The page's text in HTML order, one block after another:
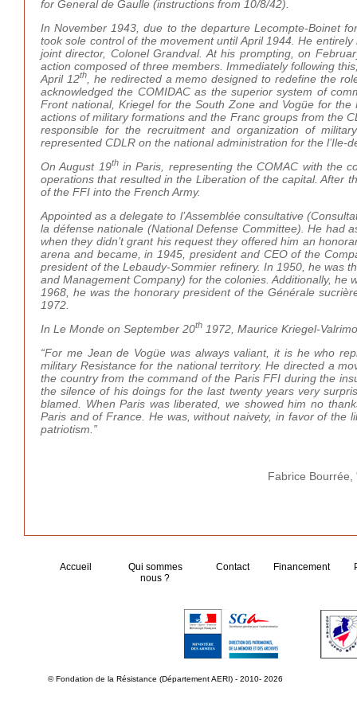
for General de Gaulle (instructions from 10/8/42).
In November 1943, due to the departure Lecompte-Boinet
took sole control of the movement until April 1944. He
joint director, Colonel Grandval. At his prompting, on
action composed of three members. Immediately following
April 12th, he redirected a memo designed to redefine the
acknowledged the COMIDAC as the superior system of
Front national, Kriegel for the South Zone and Vogüe for
actions of military formations and the Franc groups from the
responsible for the recruitment and organization of
represented CDLR on the national administration for the l’Ile-
On August 19thin Paris, representing the COMAC with the
operations that resulted in the Liberation of the capital. After
of the FFI into the French Army.
Appointed as a delegate to l’Assemblée consultative
la défense nationale (National Defense Committee). He had
when they didn’t grant his request they offered him an
arena and became, in 1945, president and CEO of the
president of the Lebaudy-Sommier refinery. In 1950, he was
and Management Company) for the colonies. Additionally,
1968, he was the honorary president of the Générale
1972.
In Le Monde on September 20th 1972, Maurice Kriegel-
“For me Jean de Vogüe was always valiant, it is he who
military Resistance for the national territory. He directed a
the country from the command of the Paris FFI during the
the silence of his doings for the last twenty years very
blamed. When Paris was liberated, we showed him no
Paris and of France. He was, without naivety, in favor of
patriotism.”
Fabrice
Accueil
Qui sommes
nous ?
Contact Financement
© Fondation de la Résistance (Département AERI) - 2010- 2026